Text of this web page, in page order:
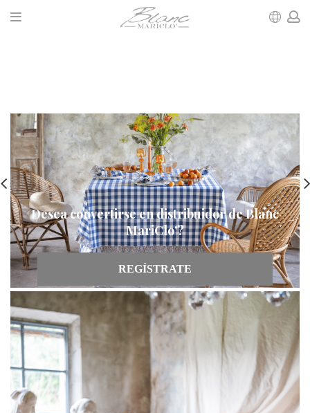
Desea convertirse en distribuidor de Blanc
MariClo'?
REGÍSTRATE